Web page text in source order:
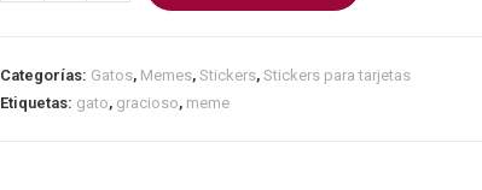
Categorías: Gatos, Memes, Stickers, Stickers para tarjetas
Etiquetas: gato, gracioso, meme